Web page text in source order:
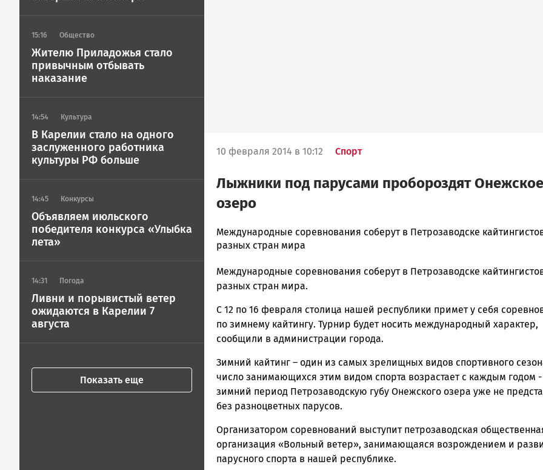
15:16 Общество
Жителю Приладожья стало
привычным отбывать
наказание
14:54 Культура
В Карелии стало на одного
заслуженного работника
культуры РФ больше
14:45 Конкурсы
Объявляем июльского
победителя конкурса «Улыбка
лета»
14:31 Погода
Ливни и порывистый ветер
ожидаются в Карелии 7
августа
Показать еще
10 февраля 2014 в 10:12 Спорт
Лыжники под парусами пробороздят Онежское
озеро
admintimur
Новости
и
Карелии
Петрозаводск
ГОВОРИТ
Международные соревнования соберут в Петрозаводске
разных стран мира
Международные соревнования соберут в Петрозаводске
разных стран мира.
С 12 по 16 февраля столица нашей республики примет у себя
по зимнему кайтингу. Турнир будет носить международный характер,
сообщили в администрации города.
Зимний кайтинг – один из самых зрелищных видов спортивного
число занимающихся этим видом спорта возрастает с каждым годом -
зимний период Петрозаводскую губу Онежского озера уже не
без разноцветных парусов.
Организатором соревнований выступит петрозаводская
организация «Вольный ветер», занимающаяся возрождением и
парусного спорта в нашей республике.